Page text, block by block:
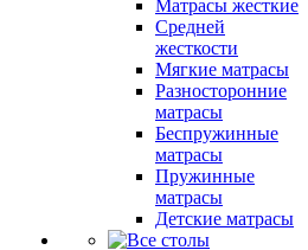
Матрасы жесткие
Средней
жесткости
Мягкие матрасы
Разносторонние
матрасы
Беспружинные
матрасы
Пружинные
матрасы
Детские матрасы